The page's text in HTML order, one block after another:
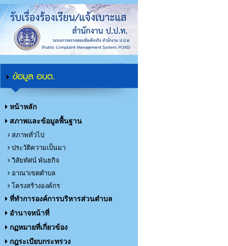
ข้อมูล อบต.
หน้าหลัก
สภาพและข้อมูลพื้นฐาน
สภาพทั่วไป
ประวัติความเป็นมา
วิสัยทัศน์ พันธกิจ
อาณาเขตตำบล
โครงสร้างองค์กร
ที่ทำการองค์การบริหารส่วนตำบล
อำนาจหน้าที่
กฏหมายที่เกี่ยวข้อง
กฎระเบียบกระทรวง